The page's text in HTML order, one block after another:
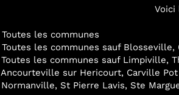
Voici
Toutes les communes
Toutes les communes sauf
Toutes les communes sauf Limpiville,
Ancourteville sur Hericourt, Carville
Normanville, St Pierre Lavis, Ste